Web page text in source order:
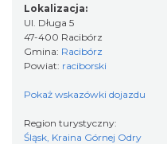
Lokalizacja:
Ul. Długa 5
47-400 Racibórz
Gmina: Racibórz
Powiat: raciborski
Pokaż wskazówki dojazdu
Region turystyczny:
Śląsk, Kraina Górnej Odry